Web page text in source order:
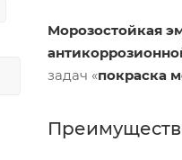
Морозостойкая
задач «покраска